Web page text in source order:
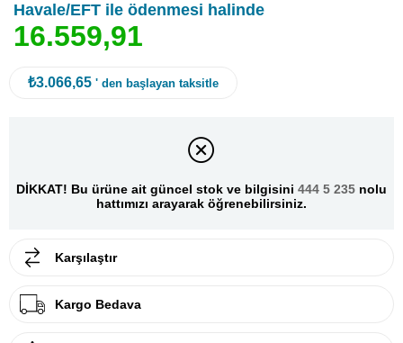
Havale/EFT ile ödenmesi halinde
16.559,91
₺3.066,65 ' den başlayan taksitle
DİKKAT! Bu ürüne ait güncel stok ve bilgisini 444 5 235 nolu
hattımızı arayarak öğrenebilirsiniz.
Karşılaştır
Kargo Bedava